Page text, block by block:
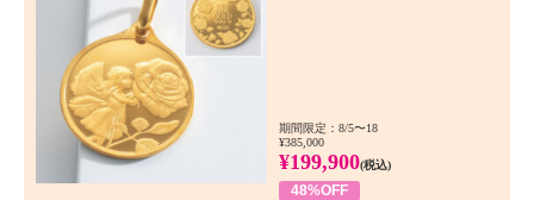
期間限定：8/5〜18
¥385,000
¥199,900(税込)
48%OFF